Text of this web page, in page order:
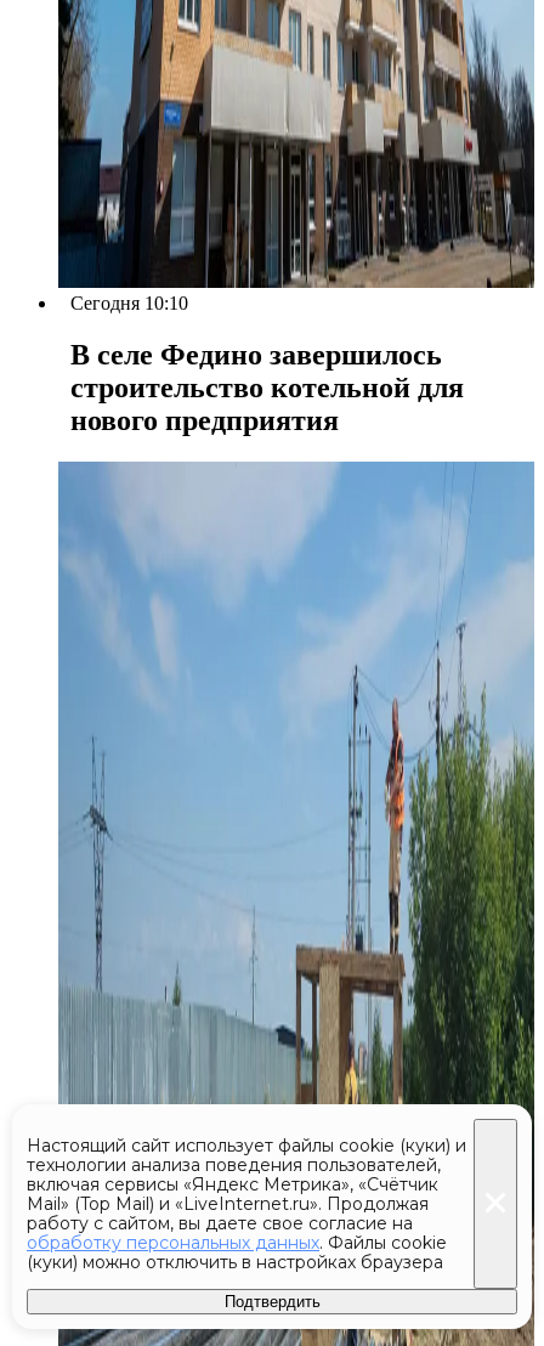
Сегодня 10:10
В селе Федино завершилось
строительство котельной для
нового предприятия
Настоящий сайт использует файлы cookie (куки) и
технологии анализа поведения пользователей,
включая сервисы «Яндекс Метрика», «Счётчик
Mail» (Top Mail) и «LiveInternet.ru». Продолжая
работу с сайтом, вы даете свое согласие на
обработку персональных данных. Файлы cookie
(куки) можно отключить в настройках браузера
Подтвердить